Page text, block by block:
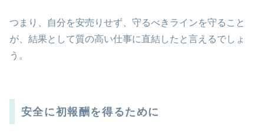
つまり、自分を安売りせず、守るべきラインを守ること
が、結果として質の高い仕事に直結したと言えるでしょ
う。
安全に初報酬を得るために